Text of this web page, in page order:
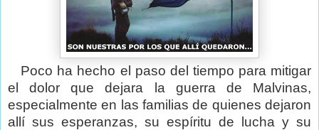
Poco ha hecho el paso del tiempo para mitigar
el dolor que dejara la guerra de Malvinas,
especialmente en las familias de quienes dejaron
allí sus esperanzas, su espíritu de lucha y su